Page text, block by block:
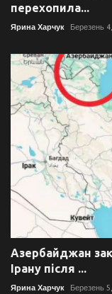
перехопила...
Ярина Харчук Березень
Азербайджан
Ірану після ...
Ярина Харчук Березень